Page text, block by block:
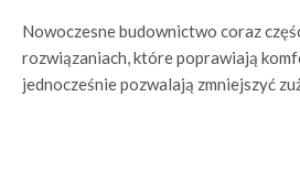
Nowoczesne budownictwo coraz
rozwiązaniach, które poprawiają
jednocześnie pozwalają zmniejszyć